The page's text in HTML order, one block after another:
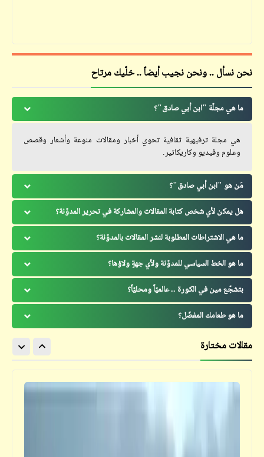
نحن نسأل .. ونحن نجيب أيضاً .. خلّيك مرتاح
ما هي مجلّة "ابن أبي صادق"؟
هي مجلة ترفيهية ثقافية تحوي أخبار ومقالات منوعة وأشعار وقصص
وعلوم وفيديو وكاريكاتير.
مَن هو "ابن أبي صادق"؟
هل يمكن لأي شخص كتابة المقالات والمشاركة في تحرير المدوّنة؟
ما هي الاشتراطات المطلوبة لنشر المقالات بالمدوّنة؟
ما هو الخط السياسي للمدوّنة ولأي جهةٍ ولاؤها؟
بتشجّع مين في الكورة .. عالميّاً ومحليّاً؟
ما هو طعامك المفضّل؟
مقالات مختارة